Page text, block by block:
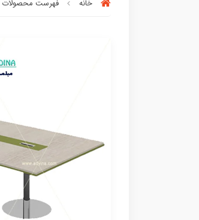
خانه فهرست محصولات